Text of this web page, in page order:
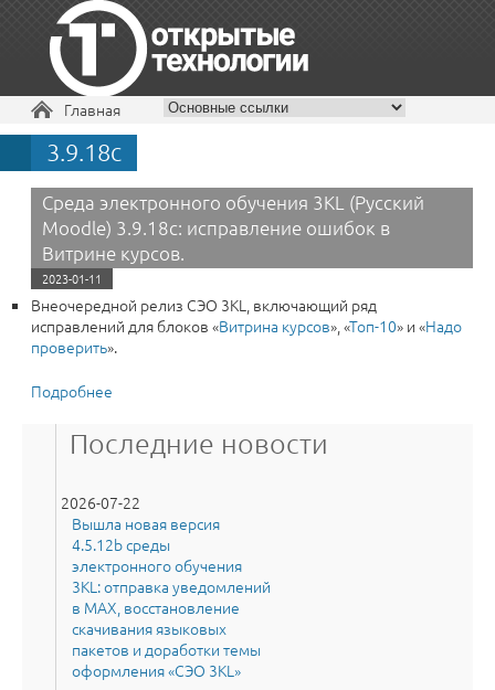
Вы здесь
Главная
3.9.18c
Среда электронного обучения 3KL (Русский
Moodle) 3.9.18c: исправление ошибок в
Витрине курсов.
2023-01-11
Внеочередной релиз СЭО 3КL, включающий ряд
исправлений для блоков «Витрина курсов», «Топ-10» и «Надо
проверить».
Подробнее
Последние новости
2026-07-22
Вышла новая версия
4.5.12b среды
электронного обучения
3KL: отправка уведомлений
в MAX, восстановление
скачивания языковых
пакетов и доработки темы
оформления «СЭО 3KL»